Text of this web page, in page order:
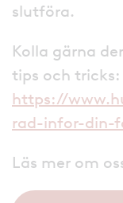
slutföra.
Kolla gärna
tips och tricks:
https://
rad-infor-din-
Läs mer om